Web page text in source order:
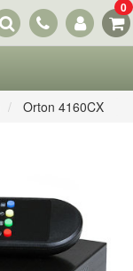
Наші
контакти
0
Orton 4160CX